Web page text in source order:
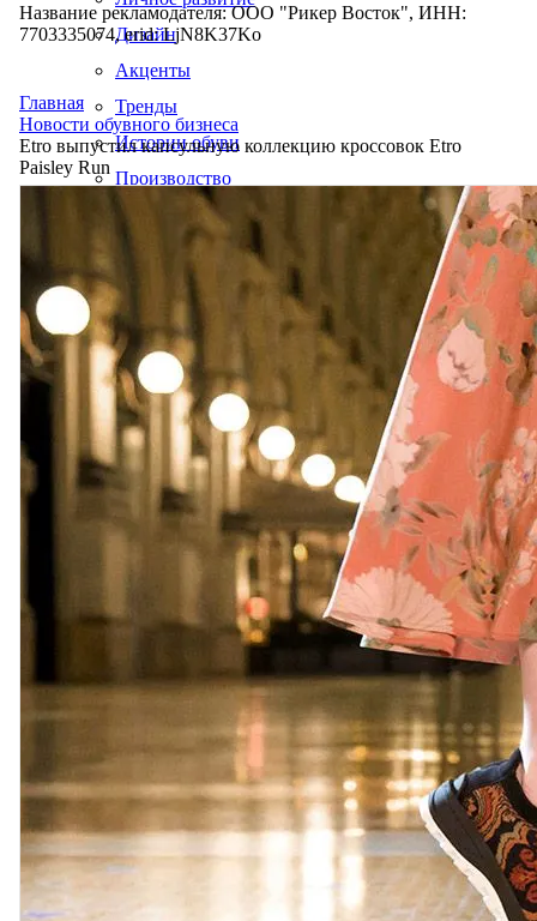
Дизайн
Акценты
Тренды
Истории обуви
Производство
Название рекламодателя: ООО "Рикер Восток", ИНН:
7703335074, erid: LjN8K37Ko
Главная
Новости обувного бизнеса
Etro выпустил капсульную коллекцию кроссовок Etro
Paisley Run